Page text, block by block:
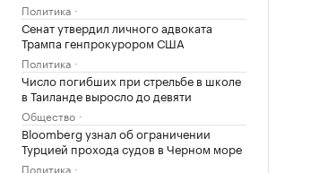
Политика
Сенат утвердил личного адвоката
Трампа генпрокурором США
Политика
Число погибших при стрельбе в школе
в Таиланде выросло до девяти
Общество
Bloomberg узнал об ограничении
Турцией прохода судов в Черном море
Политика